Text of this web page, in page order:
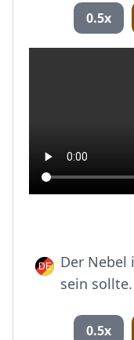
0.5x
Der Nebel
sein sollte.
0.5x